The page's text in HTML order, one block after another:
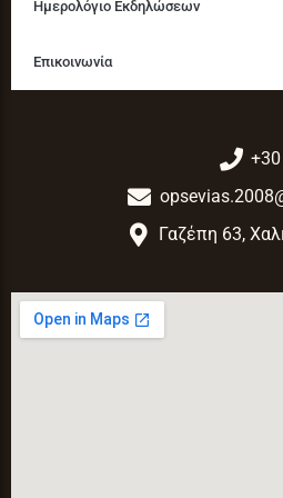
Ημερολόγιο Εκδηλώσεων
Επικοινωνία
+30
Γαζέπη 63,